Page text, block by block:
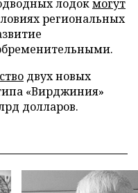
лодокмогут
региональных
двух новых
«Вирджиния»
долларов.